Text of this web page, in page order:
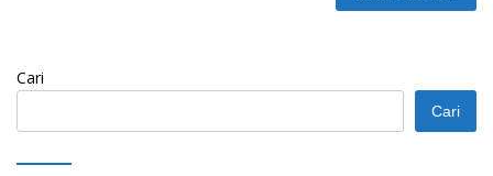
Cari
Cari